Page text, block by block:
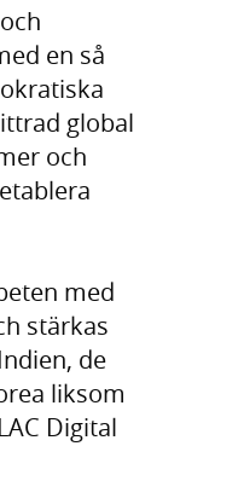
en så
global
och
med
stärkas
de
liksom
Digital